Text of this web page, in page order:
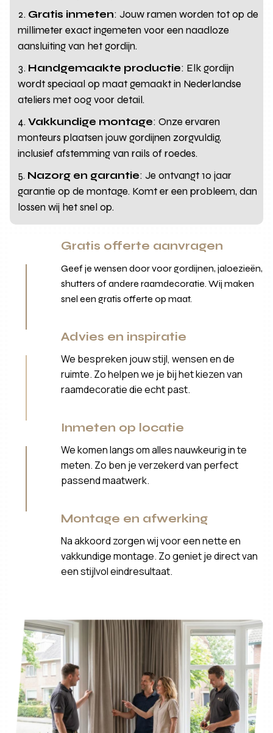
Gratis inmeten: Jouw ramen worden tot op de
millimeter exact ingemeten voor een naadloze
aansluiting van het gordijn.
Handgemaakte productie: Elk gordijn
wordt speciaal op maat gemaakt in Nederlandse
ateliers met oog voor detail.
Vakkundige montage: Onze ervaren
monteurs plaatsen jouw gordijnen zorgvuldig,
inclusief afstemming van rails of roedes.
Nazorg en garantie: Je ontvangt 10 jaar
garantie op de montage. Komt er een probleem, dan
lossen wij het snel op.
Gratis offerte aanvragen
Geef je wensen door voor gordijnen, jaloezieën,
shutters of andere raamdecoratie. Wij maken
snel een gratis offerte op maat.
Advies en inspiratie
We bespreken jouw stijl, wensen en de
ruimte. Zo helpen we je bij het kiezen van
raamdecoratie die echt past.
Inmeten op locatie
We komen langs om alles nauwkeurig in te
meten. Zo ben je verzekerd van perfect
passend maatwerk.
Montage en afwerking
Na akkoord zorgen wij voor een nette en
vakkundige montage. Zo geniet je direct van
een stijlvol eindresultaat.